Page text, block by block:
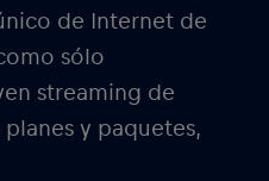
de Internet de
sólo
streaming de
y paquetes,